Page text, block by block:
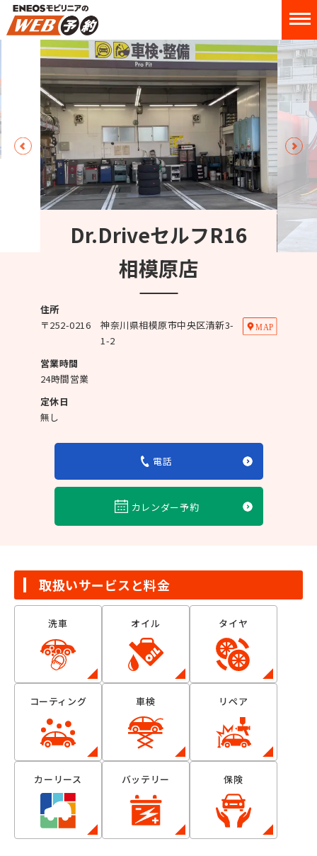
Dr.DriveセルフR16
相模原店
住所
〒252-0216
神奈川県相模原市中央区清新3-
1-2
営業時間
24時間営業
定休日
無し
電話
カレンダー予約
取扱いサービスと料金
洗車 オイル タイヤ
コーティング 車検 リペア
カーリース バッテリー 保険